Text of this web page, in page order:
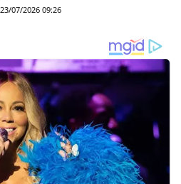
23/07/2026 09:26